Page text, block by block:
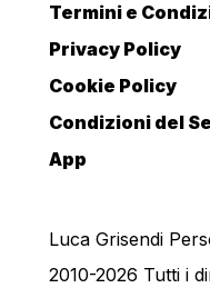
Termini e
Privacy Policy
Cookie Policy
Condizioni del
App
Luca Grisendi
2010-2026 Tutti i